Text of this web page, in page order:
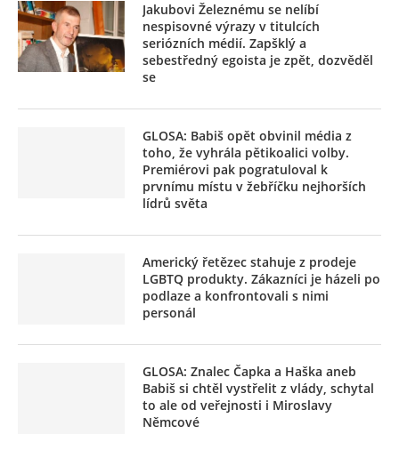
Jakubovi Železnému se nelíbí
nespisovné výrazy v titulcích
seriózních médií. Zapšklý a
sebestředný egoista je zpět, dozvěděl
se
GLOSA: Babiš opět obvinil média z
toho, že vyhrála pětikoalici volby.
Premiérovi pak pogratuloval k
prvnímu místu v žebříčku nejhorších
lídrů světa
Americký řetězec stahuje z prodeje
LGBTQ produkty. Zákazníci je házeli po
podlaze a konfrontovali s nimi
personál
GLOSA: Znalec Čapka a Haška aneb
Babiš si chtěl vystřelit z vlády, schytal
to ale od veřejnosti i Miroslavy
Němcové